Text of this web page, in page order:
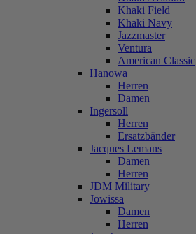
Khaki Field
Khaki Navy
Jazzmaster
Ventura
American Classic
Hanowa
Herren
Damen
Ingersoll
Herren
Ersatzbänder
Jacques Lemans
Damen
Herren
JDM Military
Jowissa
Damen
Herren